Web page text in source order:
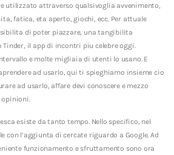
utilizzato attraverso qualsivoglia avvenimento,
fatica, eta aperto, giochi, ecc. Per attuale
di poter piazzare, una tangibilita
il app di incontri piu celebre oggi.
e molte migliaia di utenti lo usano. E
ad usarlo, qui ti spieghiamo insieme cio
ad usarlo, affare devi conoscere e mezzo
opinioni.
esiste da tanto tempo. Nello specifico, nel
con l’aggiunta di cercate riguardo a Google. Ad
funzionamento e sfruttamento sono ora